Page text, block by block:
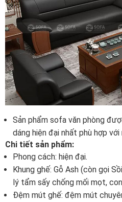
Sản phẩm sofa văn phòng
dáng hiện đại nhất phù hợp
Chi tiết sản phẩm:
Phong cách: hiện đại.
Khung ghế: Gỗ Ash (còn gọi
lý tẩm sấy chống mối mọt,
Đệm mút ghế: đệm mút